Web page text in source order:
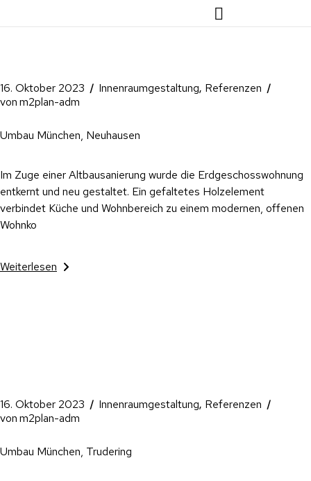
16. Oktober 2023 Innenraumgestaltung Referenzen
vonm2plan-adm
Umbau München, Neuhausen
Im Zuge einer Altbausanierung wurde die Erdgeschosswohnung
entkernt und neu gestaltet. Ein gefaltetes Holzelement
verbindet Küche und Wohnbereich zu einem modernen, offenen
Wohnko
Weiterlesen
16. Oktober 2023 Innenraumgestaltung Referenzen
vonm2plan-adm
Umbau München, Trudering